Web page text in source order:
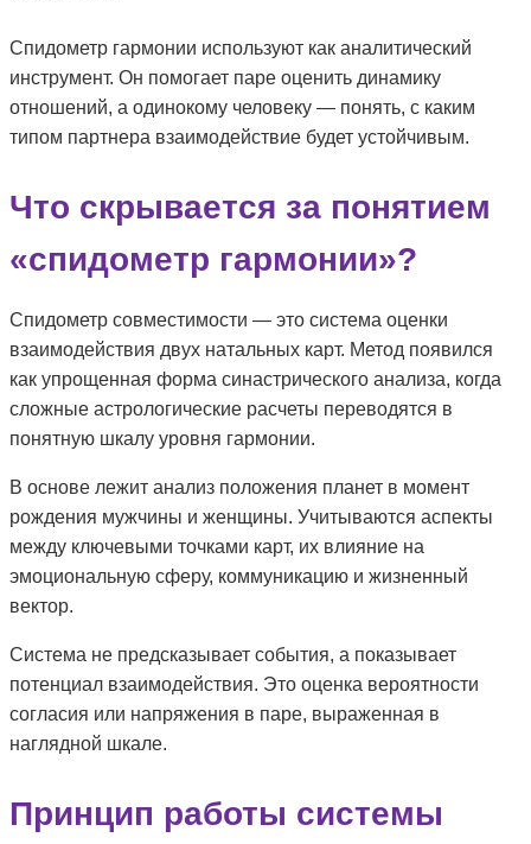
Спидометр гармонии используют как аналитический
инструмент. Он помогает паре оценить динамику
отношений, а одинокому человеку — понять, с каким
типом партнера взаимодействие будет устойчивым.
Что скрывается за понятием
«спидометр гармонии»?
Спидометр совместимости — это система оценки
взаимодействия двух натальных карт. Метод появился
как упрощенная форма синастрического анализа, когда
сложные астрологические расчеты переводятся в
понятную шкалу уровня гармонии.
В основе лежит анализ положения планет в момент
рождения мужчины и женщины. Учитываются аспекты
между ключевыми точками карт, их влияние на
эмоциональную сферу, коммуникацию и жизненный
вектор.
Система не предсказывает события, а показывает
потенциал взаимодействия. Это оценка вероятности
согласия или напряжения в паре, выраженная в
наглядной шкале.
Принцип работы системы